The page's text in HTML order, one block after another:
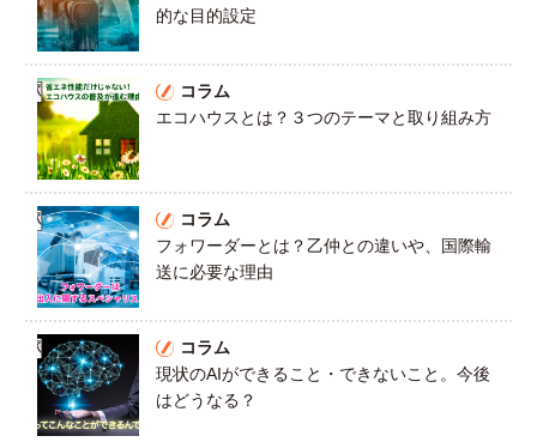
的な目的設定
コラム
エコハウスとは？３つのテーマと取り組み方
コラム
フォワーダーとは？乙仲との違いや、国際輸
送に必要な理由
コラム
現状のAIができること・できないこと。今後
はどうなる？